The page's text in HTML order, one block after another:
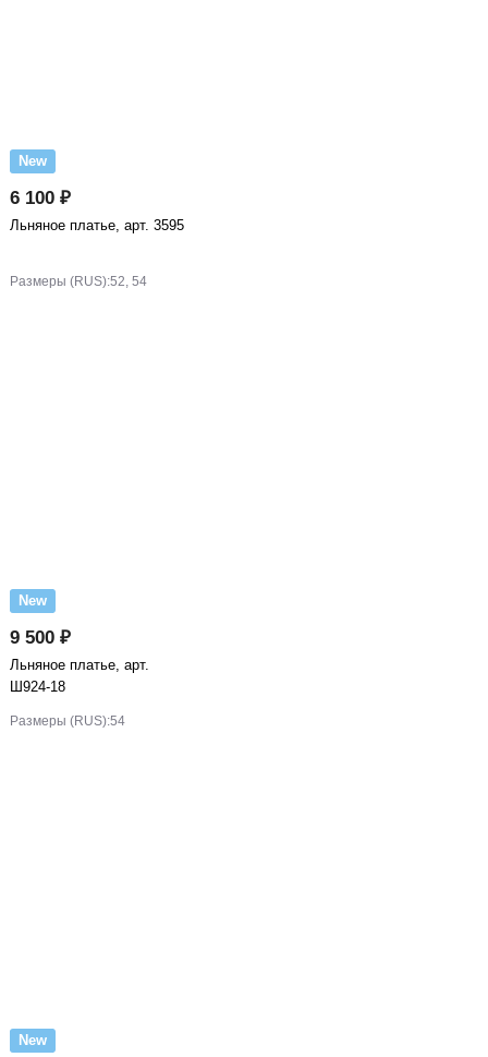
New
6 100 ₽
Льняное платье, арт. 3595
Размеры (RUS):52, 54
New
9 500 ₽
Льняное платье, арт.
Ш924-18
Размеры (RUS):54
New